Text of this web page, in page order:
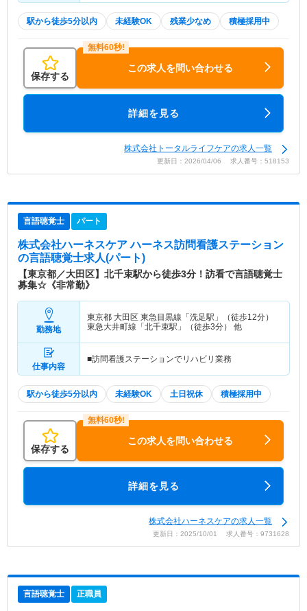
駅から徒歩5分以内 未経験OK 残業少なめ 積極採用中
保存する
この求人を問い合わせる
詳細を見る
株式会社トータルライフケアの求人一覧
更新日：2026/04/06 求人番号：518153
言語聴覚士 パート
株式会社ハーネスケア ハーネス訪問看護ステーション
の言語聴覚士求人(パート)
【東京都／大田区】北千束駅から徒歩3分！訪看で言語聴覚士
募集☆《非常勤》
勤務地
東京都 大田区 東急目黒線「洗足駅」（徒歩12分）
東急大井町線「北千束駅」（徒歩3分） 他
仕事内容
■訪問看護ステーションでリハビリ業務
駅から徒歩5分以内 未経験OK 土日祝休 積極採用中
保存する
この求人を問い合わせる
詳細を見る
株式会社ハーネスケアの求人一覧
更新日：2025/10/01 求人番号：9731628
言語聴覚士 正職員